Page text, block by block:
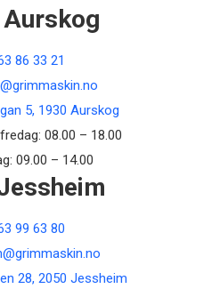
86 33 21
5, 1930 Aurskog
08.00 – 18.00
09.00 – 14.00
99 63 80
28, 2050 Jessheim